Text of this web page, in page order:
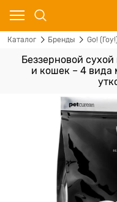
Каталог Бренды Go!
Беззерновой сухой
и кошек – 4 вида